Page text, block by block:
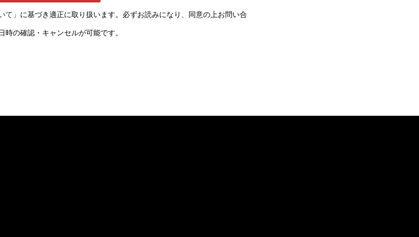
て」 に基づき適正に取り扱います。必ずお読みになり、同意の上お問い合
の確認・キャンセルが可能です。